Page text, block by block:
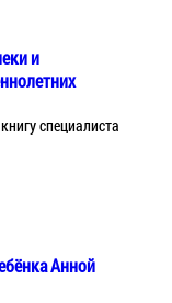
и
специалиста
Анной